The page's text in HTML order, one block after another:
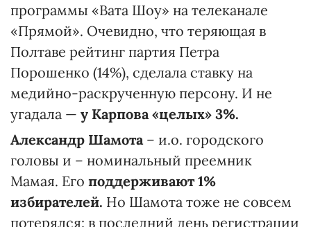
программы «Вата Шоу» на телеканале
«Прямой». Очевидно, что теряющая в
Полтаве рейтинг партия Петра
Порошенко (14%), сделала ставку на
медийно-раскрученную персону. И не
угадала — у Карпова «целых» 3%.
Александр Шамота – и.о. городского
головы и – номинальный преемник
Мамая. Его поддерживают 1%
избирателей. Но Шамота тоже не совсем
потерялся: в последний день регистрации